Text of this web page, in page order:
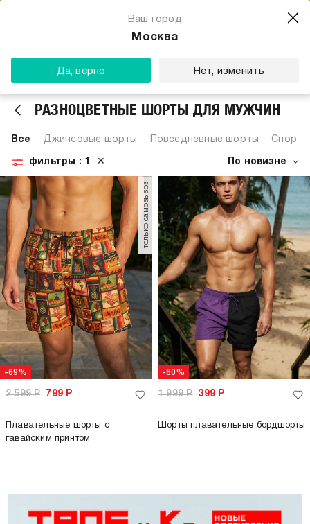
Ваш город
Москва
Да, верно Нет, изменить
РАЗНОЦВЕТНЫЕ ШОРТЫ ДЛЯ МУЖЧИН
Все Джинсовые шорты Повседневные шорты
По новизне
фильтры : 1 ✕
-69%
только самовывоз
2 599Р 799 Р
Плавательные шорты с
гавайским принтом
-80%
1 999Р 399 Р
Шорты плавательные бордшорты
Магазин одежды для тебя